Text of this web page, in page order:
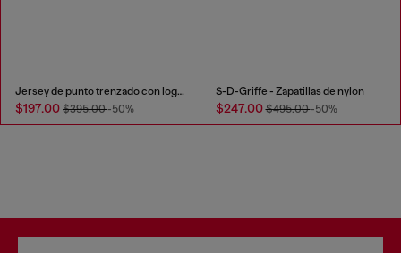
Jersey de punto trenzado con logo de Diesel
$197.00 $395.00-50%
S-D-Griffe - Zapatillas de nylon
$247.00$495.00-50%